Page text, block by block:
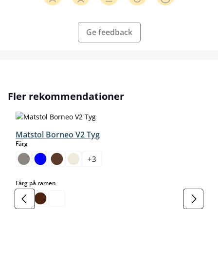
Ge feedback
Hoppa över produktgalleri
Fler rekommendationer
Matstol Borneo V2 Tyg
Färgselect
+3
Färg på ramen